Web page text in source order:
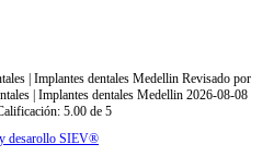
| Implantes dentales Medellin Revisado por
| Implantes dentales Medellin 2026-08-08
5.00 de 5
desarollo SIEV®